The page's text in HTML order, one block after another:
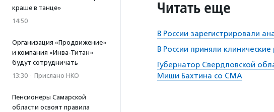
краше в танце»
14:50
Организация «Продвижение»
и компания «Инва-Титан»
будут сотрудничать
13:30 · Прислано НКО
Пенсионеры Самарской
области освоят правила
Читать еще
В России зарегистрировали
В России приняли
Губернатор Свердловской
Миши Бахтина со СМА